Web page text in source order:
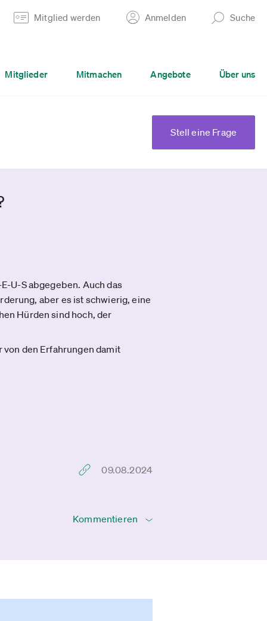
Mitglied werden Anmelden Suche
Mitglieder Mitmachen Angebote Über uns
Stell eine Frage
U-S abgegeben. Auch das
aber es ist schwierig, eine
Hürden sind hoch, der
den Erfahrungen damit
09.08.2024
Kommentieren